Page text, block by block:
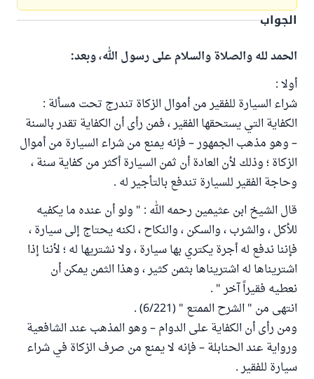
الجواب
الحمد لله والصلاة والسلام على رسول الله، وبعد:
أولا :
شراء السيارة للفقير من أموال الزكاة تندرج تحت مسألة :
الكفاية التي يستحقها الفقير ، فمن رأى أن الكفاية تقدر بالسنة
– وهو مذهب الجمهور – فإنه يمنع من شراء السيارة من أموال
الزكاة ؛ وذلك لأن العادة أن ثمن السيارة أكثر من كفاية سنة ،
وحاجة الفقير للسيارة تندفع بالتأجير له .
قال الشيخ ابن عثيمين رحمه الله : " ولو أن عنده ما يكفيه
للأكل ، والشرب ، والسكن ، والنكاح ، لكنه يحتاج إلى سيارة ،
فإننا ندفع له أجرة يكتري بها سيارة ، ولا نشتريها له ؛ لأننا إذا
اشتريناها له اشتريناها بثمن كثير ، وهذا الثمن يمكن أن
نعطيه فقيراً آخر " .
انتهى من " الشرح الممتع " (6/221) .
ومن رأى أن الكفاية على الدوام – وهو المذهب عند الشافعية
ورواية عند الحنابلة – فإنه لا يمنع من صرف الزكاة في شراء
سيارة للفقير .